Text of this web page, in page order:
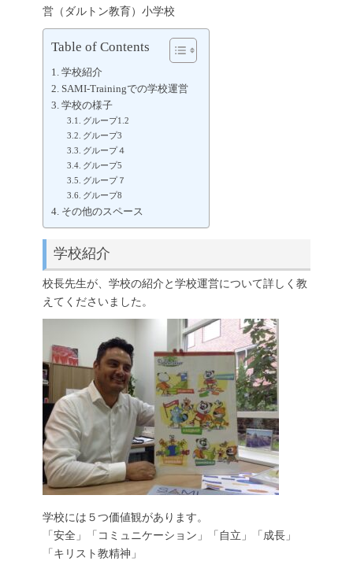
営（ダルトン教育）小学校
Table of Contents
学校紹介
SAMI-Trainingでの学校運営
学校の様子
グループ1.2
グループ3
グループ４
グループ5
グループ７
グループ8
その他のスペース
学校紹介
校長先生が、学校の紹介と学校運営について詳しく教
えてくださいました。
学校には５つ価値観があります。
「安全」「コミュニケーション」「自立」「成長」
「キリスト教精神」